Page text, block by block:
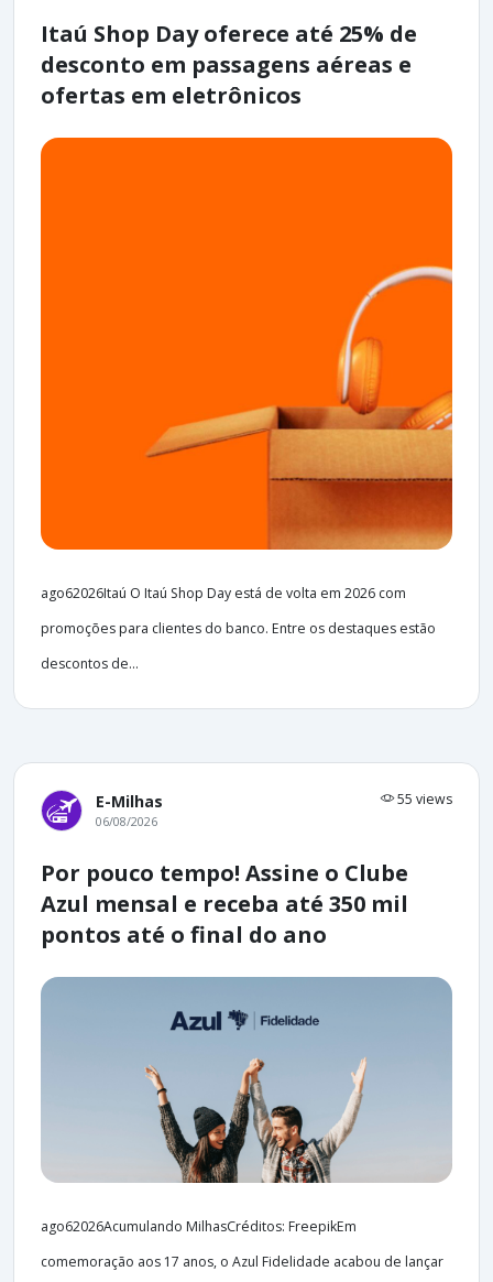
Itaú Shop Day oferece até 25% de
desconto em passagens aéreas e
ofertas em eletrônicos
ago62026Itaú O Itaú Shop Day está de volta em 2026 com
promoções para clientes do banco. Entre os destaques estão
descontos de...
E-Milhas 55 views
06/08/2026
Por pouco tempo! Assine o Clube
Azul mensal e receba até 350 mil
pontos até o final do ano
ago62026Acumulando MilhasCréditos: FreepikEm
comemoração aos 17 anos, o Azul Fidelidade acabou de lançar